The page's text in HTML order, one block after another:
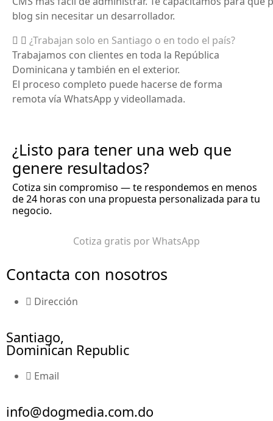
blog sin necesitar un desarrollador.
¿Trabajan solo en Santiago o en todo el país?
Trabajamos con clientes en toda la República
Dominicana y también en el exterior.
El proceso completo puede hacerse de forma
remota vía WhatsApp yvideollamada.
¿Listo para tener una web que
genere resultados?
Cotiza sin compromiso — te respondemos en menos
de 24 horas con una propuesta personalizada para tu
negocio.
Cotiza gratis por WhatsApp
Contacta con nosotros
Dirección
Santiago,
Dominican Republic
Email
info@dogmedia.com.do